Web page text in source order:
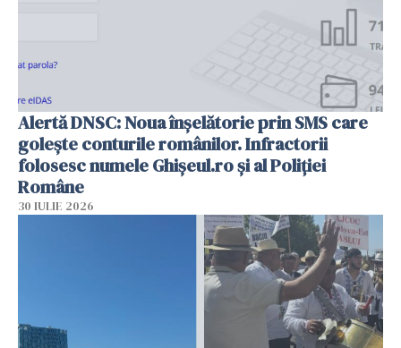
Alertă DNSC: Noua înșelătorie prin SMS care
golește conturile românilor. Infractorii
folosesc numele Ghișeul.ro și al Poliției
Române
30 IULIE 2026